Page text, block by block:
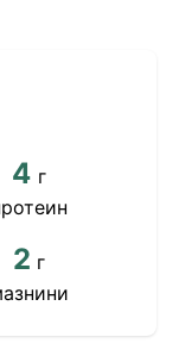
4 г
2 г